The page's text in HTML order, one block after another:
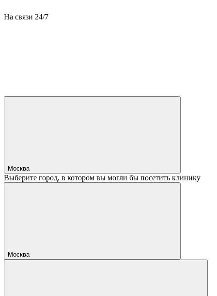
На связи 24/7
Москва
Выберите город, в котором вы могли бы посетить клинику
Москва